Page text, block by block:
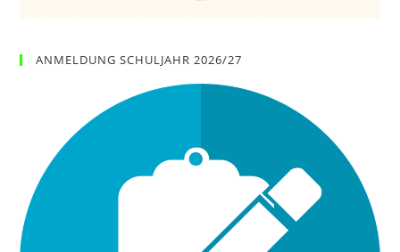
ANMELDUNG SCHULJAHR 2026/27